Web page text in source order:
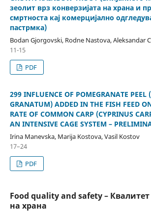
зеолит врз конверзијата на храна и
смртноста кај комерцијално
пастрмка)
Bodan Gjorgovski, Rodne Nastova, Aleksandar
11-15
PDF
299 INFLUENCE OF POMEGRANATE PEEL
GRANATUM) ADDED IN THE FISH FEED
RATE OF COMMON CARP (CYPRINUS
AN INTENSIVE CAGE SYSTEM –
Irina Manevska, Marija Kostova, Vasil Kostov
17–24
PDF
Food quality and safety –
на храна